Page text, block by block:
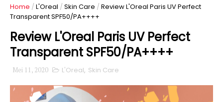
Home / L'Oreal / Skin Care / Review L'Oreal Paris UV Perfect
Transparent SPF50/PA++++
Review L'Oreal Paris UV Perfect
Transparent SPF50/PA++++
Mei 11, 2020 L'Oreal, Skin Care